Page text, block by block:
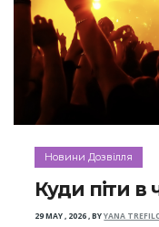
Новини Дозвілля
Куди піти в
29 MAY , 2026,BYYANA